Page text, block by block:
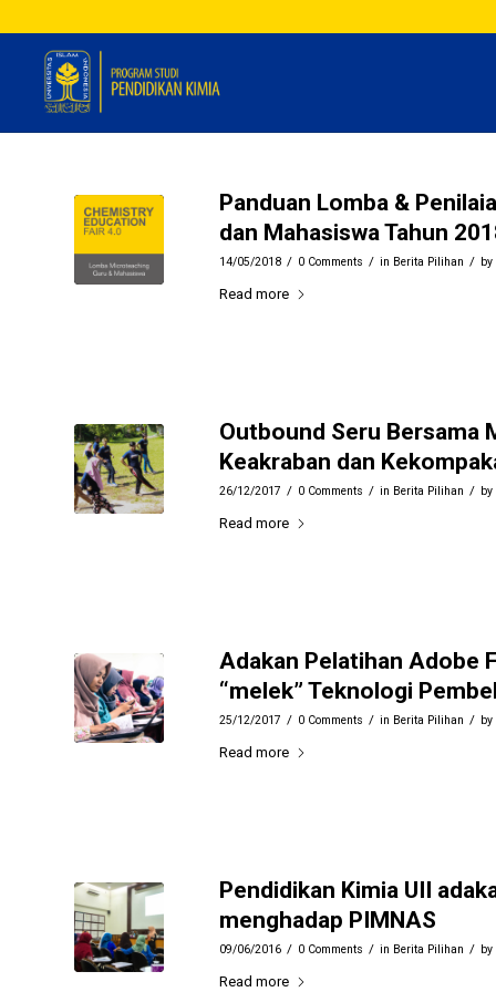
Panduan Lomba &
dan Mahasiswa Tahun
14/05/2018 / 0 Comments / in Berita Pilihan / by
Read more
Outbound Seru Bersama
Keakraban dan
26/12/2017 / 0 Comments / in Berita Pilihan / by
Read more
Adakan Pelatihan Adobe
“melek” Teknologi
25/12/2017 / 0 Comments / in Berita Pilihan / by
Read more
Pendidikan Kimia UII
menghadap PIMNAS
09/06/2016 / 0 Comments / in Berita Pilihan / by
Read more